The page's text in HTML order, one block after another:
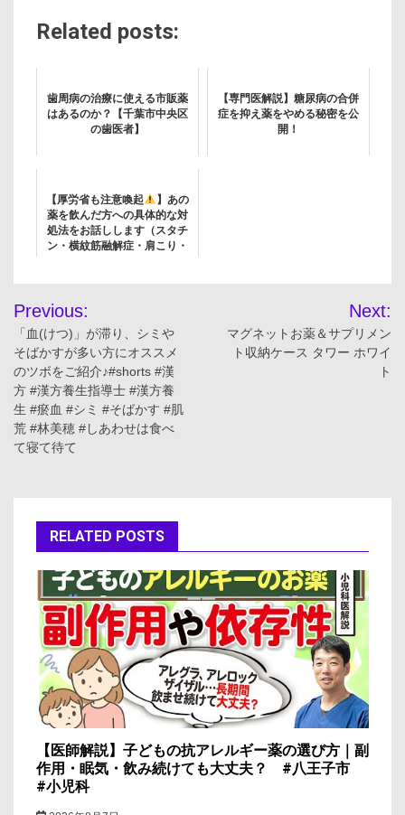
Related posts:
歯周病の治療に使える市販薬
はあるのか？【千葉市中央区
の歯医者】
【専門医解説】糖尿病の合併
症を抑え薬をやめる秘密を公
開！
【厚労省も注意喚起
】あの
薬を飲んだ方への具体的な対
処法をお話しします（スタチ
ン・横紋筋融解症・肩こり・
投
稿
ナ
ビ
ゲ
シ
ョ
ン
Previous:
「血(けつ)」が滞り、シミや
そばかすが多い方にオススメ
のツボをご紹介♪#shorts #漢
方 #漢方養生指導士 #漢方養
生 #瘀血 #シミ #そばかす #肌
荒 #林美穂 #しあわせは食べ
て寝て待て
Next:
マグネットお薬＆サプリメン
ト収納ケース タワー ホワイ
ト
RELATED POSTS
【医師解説】子どもの抗アレルギー薬の選び方｜副
作用・眠気・飲み続けても大丈夫？ #八王子市
#小児科